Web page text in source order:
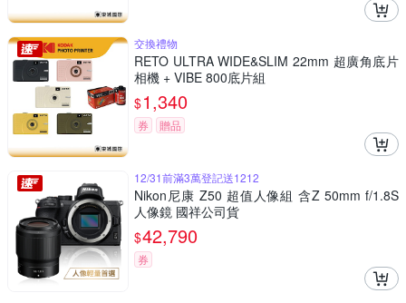
交換禮物
RETO ULTRA WIDE&SLIM 22mm 超廣角底片
相機 + VIBE 800底片組
$1,340
券 贈品
12/31前滿3萬登記送1212
Nikon尼康 Z50 超值人像組 含Z 50mm f/1.8S
人像鏡 國祥公司貨
$42,790
券